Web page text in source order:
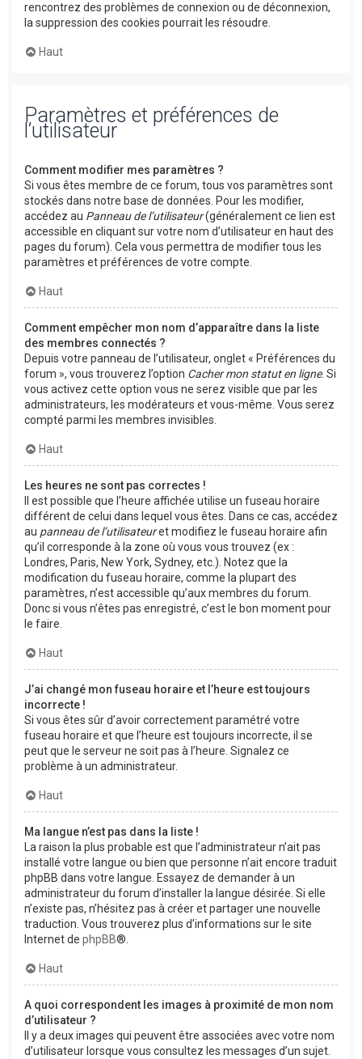
rencontrez des problèmes de connexion ou de déconnexion,
la suppression des cookies pourrait les résoudre.
Haut
Paramètres et préférences de
l’utilisateur
Comment modifier mes paramètres ?
Si vous êtes membre de ce forum, tous vos paramètres sont
stockés dans notre base de données. Pour les modifier,
accédez au Panneau de l’utilisateur(généralement ce lien est
accessible en cliquant sur votre nom d’utilisateur en haut des
pages du forum). Cela vous permettra de modifier tous les
paramètres et préférences de votre compte.
Haut
Comment empêcher mon nom d’apparaître dans la liste
des membres connectés ?
Depuis votre panneau de l’utilisateur, onglet « Préférences du
forum », vous trouverez l’option Cacher mon statut en ligne. Si
vous activez cette option vous ne serez visible que par les
administrateurs, les modérateurs et vous-même. Vous serez
compté parmi les membres invisibles.
Haut
Les heures ne sont pas correctes !
Il est possible que l’heure affichée utilise un fuseau horaire
différent de celui dans lequel vous êtes. Dans ce cas, accédez
au panneau de l’utilisateuret modifiez le fuseau horaire afin
qu’il corresponde à la zone où vous vous trouvez (ex :
Londres, Paris, New York, Sydney, etc.). Notez que la
modification du fuseau horaire, comme la plupart des
paramètres, n’est accessible qu’aux membres du forum.
Donc si vous n’êtes pas enregistré, c’est le bon moment pour
le faire.
Haut
J’ai changé mon fuseau horaire et l’heure est toujours
incorrecte !
Si vous êtes sûr d’avoir correctement paramétré votre
fuseau horaire et que l’heure est toujours incorrecte, il se
peut que le serveur ne soit pas à l’heure. Signalez ce
problème à un administrateur.
Haut
Ma langue n’est pas dans la liste !
La raison la plus probable est que l’administrateur n’ait pas
installé votre langue ou bien que personne n’ait encore traduit
phpBB dans votre langue. Essayez de demander à un
administrateur du forum d’installer la langue désirée. Si elle
n’existe pas, n’hésitez pas à créer et partager une nouvelle
traduction. Vous trouverez plus d’informations sur le site
Internet de phpBB®.
Haut
A quoi correspondent les images à proximité de mon nom
d’utilisateur ?
Il y a deux images qui peuvent être associées avec votre nom
d’utilisateur lorsque vous consultez les messages d’un sujet.